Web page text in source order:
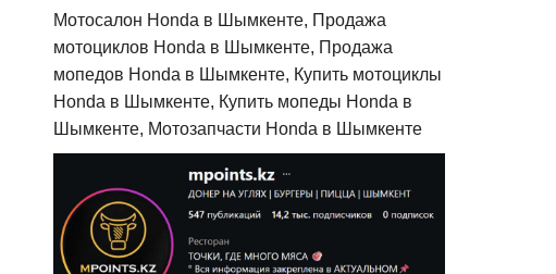
Мотосалон Honda в Шымкенте, Продажа
мотоциклов Honda в Шымкенте, Продажа
мопедов Honda в Шымкенте, Купить мотоциклы
Honda в Шымкенте, Купить мопеды Honda в
Шымкенте, Мотозапчасти Honda в Шымкенте